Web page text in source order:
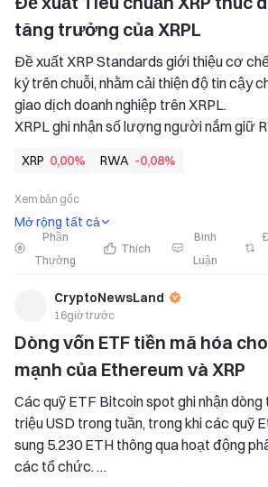
tăng trưởng của XRPL
Đề xuất XRP Standards giới thiệu cơ
ký trên chuỗi, nhằm cải thiện độ tin cậy
giao dịch doanh nghiệp trên XRPL.
XRPL ghi nhận số lượng người nắm giữ
trên các tài sản được token hóa.
XRP 0,00% RWA -0,08%
Xem bản gốc
Mở rộng tất cả
Phần
Thưởng
Thích
Bình
Luận
CryptoNewsLand
16giờ trước
Dòng vốn ETF tiền mã hóa
mạnh của Ethereum và XRP
Các quỹ ETF Bitcoin spot ghi nhận dòng
triệu USD trong tuần, trong khi các quỹ
sung 5.230 ETH thông qua hoạt động
các tổ chức.